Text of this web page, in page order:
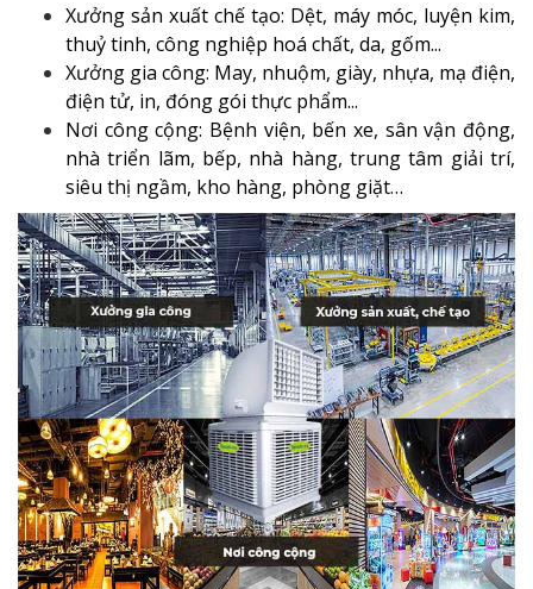
Xưởng sản xuất chế tạo: Dệt, máy móc, luyện kim,
thuỷ tinh, công nghiệp hoá chất, da, gốm...
Xưởng gia công: May, nhuộm, giày, nhựa, mạ điện,
điện tử, in, đóng gói thực phẩm...
Nơi công cộng: Bệnh viện, bến xe, sân vận động,
nhà triển lãm, bếp, nhà hàng, trung tâm giải trí,
siêu thị ngầm, kho hàng, phòng giặt…